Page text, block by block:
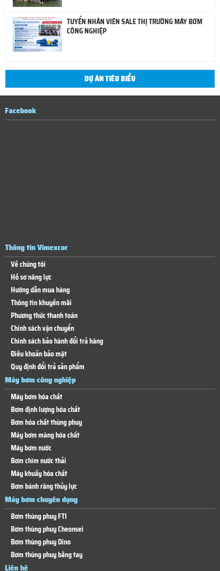
TUYỂN NHÂN VIÊN SALE THỊ TRƯỜNG MÁY BƠM
CÔNG NGHIỆP
DỰ ÁN TIÊU BIỂU
Facebook
Thông tin Vimexcor
Về chúng tôi
Hồ sơ năng lực
Hướng dẫn mua hàng
Thông tin khuyến mãi
Phương thức thanh toán
Chính sách vận chuyển
Chính sách bảo hành đổi trả hàng
Điều khoản bảo mật
Quy định đổi trả sản phẩm
Máy bơm công nghiệp
Máy bơm hóa chất
Bơm định lượng hóa chất
Bơm hóa chất thùng phuy
Máy bơm màng hóa chất
Máy bơm nước
Bơm chìm nước thải
Máy khuấy hóa chất
Bơm bánh răng thủy lực
Máy bơm chuyên dụng
Bơm thùng phuy FTI
Bơm thùng phuy Cheonsei
Bơm thùng phuy Dino
Bơm thùng phuy bằng tay
Liên hệ